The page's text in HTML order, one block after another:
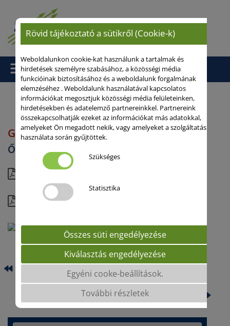
Kezdőlap//Őszi búza/ GENIUS
GENIUS
Őszi búza
részletes
EXSAL
KAROQUE
Rövid tájékoztató a sütikről (Cookie-k)
Weboldalunkon cookie-kat használunk a tartalmak és
hirdetések személyre szabásához, a közösségi média
funkcióinak biztosításához és a weboldalunk forgalmának
elemzéséhez . Weboldalunk használatával kapcsolatos
információkat megosztjuk közösségi média felületeinken,
hirdetésekben és adatelemző partnereinkkel. Partnereink
összekapcsolhatják ezeket az információkat más adatokkal,
amelyeket Ön megadott nekik, vagy amelyeket a szolgáltatás
használata során gyűjtöttek.
Szükséges
Statisztika
Összes süti engedélyezése
Kiválasztás engedélyezése
Egyéni cooke-beállítások.
További részletek